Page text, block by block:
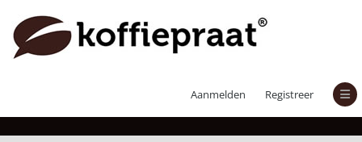
Aanmelden Registreer